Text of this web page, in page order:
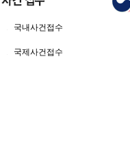
국내사건접수
국제사건접수